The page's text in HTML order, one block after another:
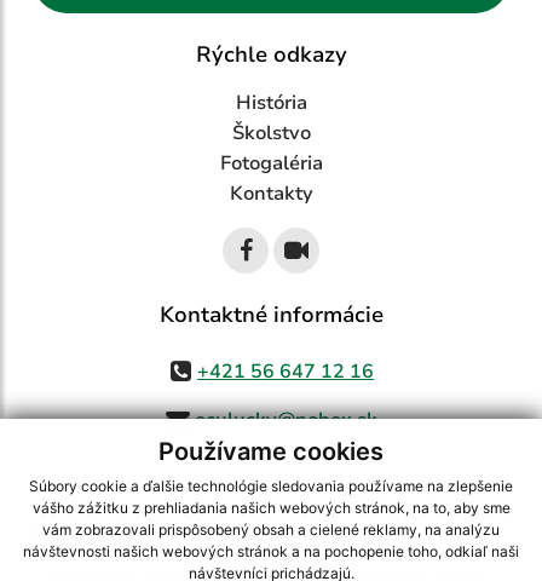
Používame cookies
Súbory cookie a ďalšie technológie sledovania používame na zlepšenie
vášho zážitku z prehliadania našich webových stránok, na to, aby sme
vám zobrazovali prispôsobený obsah a cielené reklamy, na analýzu
návštevnosti našich webových stránok a na pochopenie toho, odkiaľ naši
návštevníci prichádzajú.
Rýchle odkazy
História
Školstvo
Fotogaléria
Kontakty
Kontaktné informácie
+421 56 647 12 16
oculucky@pobox.sk
využite možnosť získavania aktuálnych informácií s využitím RSS
CMS systém (redakčný) systém ECHELON 2,Mapa stránok,web portál
webex.digital, s.r.o.,domény,registrácia domény